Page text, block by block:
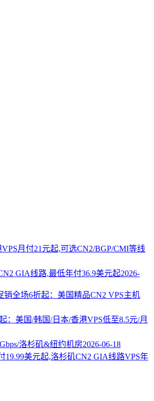
月付21元起,可选CN2/BGP/CMI等线
GIA线路,最低年付36.9美元起2026-
销全场6折起：美国精品CN2 VPS主机
：美国/韩国/日本/香港VPS低至8.5元/月
洛杉矶&纽约机房2026-06-18
19.99美元起,洛杉矶CN2 GIA线路VPS年